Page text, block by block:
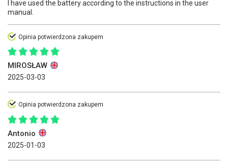
I have used the battery according to the instructions in the user
manual.
Opinia potwierdzona zakupem
MIROSŁAW
2025-03-03
Opinia potwierdzona zakupem
Antonio
2025-01-03